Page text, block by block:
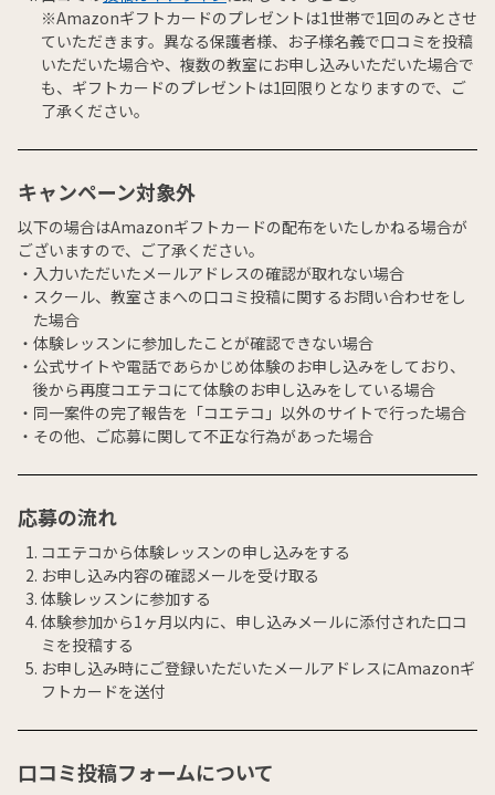
※Amazonギフトカードのプレゼントは1世帯で1回のみとさせ
ていただきます。異なる保護者様、お子様名義で口コミを投稿
いただいた場合や、複数の教室にお申し込みいただいた場合で
も、ギフトカードのプレゼントは1回限りとなりますので、ご
了承ください。
キャンペーン対象外
以下の場合はAmazonギフトカードの配布をいたしかねる場合が
ございますので、ご了承ください。
入力いただいたメールアドレスの確認が取れない場合
スクール、教室さまへの口コミ投稿に関するお問い合わせをし
た場合
体験レッスンに参加したことが確認できない場合
公式サイトや電話であらかじめ体験のお申し込みをしており、
後から再度コエテコにて体験のお申し込みをしている場合
同一案件の完了報告を「コエテコ」以外のサイトで行った場合
その他、ご応募に関して不正な行為があった場合
応募の流れ
コエテコから体験レッスンの申し込みをする
お申し込み内容の確認メールを受け取る
体験レッスンに参加する
体験参加から1ヶ月以内に、申し込みメールに添付された口コ
ミを投稿する
お申し込み時にご登録いただいたメールアドレスにAmazonギ
フトカードを送付
口コミ投稿フォームについて